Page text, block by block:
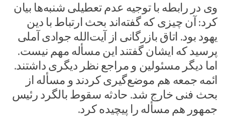
وی در رابطه با توجیه عدم تعطیلی شنبه‌ها بیان
کرد: آن چیزی که گفته‌اند بحث ارتباط با دین
یهود بود. اتاق بازرگانی از آیت‌الله جوادی آملی
پرسید که ایشان گفتند این مسأله مهم نیست.
اما دیگر مسئولین و مراجع نظر دیگری داشتند.
ائمه جمعه هم موضع‌گیری کردند و مسأله از
بحث فنی خارج شد. حادثه سقوط بالگرد رئیس
جمهور هم مسأله را پیچیده کرد.